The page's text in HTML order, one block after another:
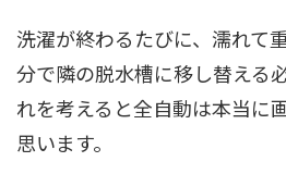
洗濯が終わるたびに、濡れて
分で隣の脱水槽に移し替える
れを考えると全自動は本当に
思います。